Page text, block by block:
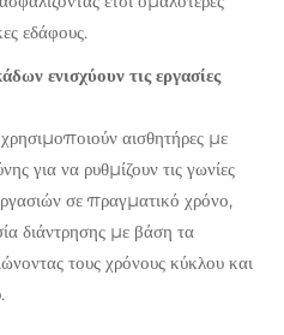
εδάφους.
ενισχύουν τις εργασίες
αισθητήρες με
για να ρυθμίζουν τις γωνίες
σε πραγματικό χρόνο,
διάντρησης με βάση τα
τους χρόνους κύκλου και